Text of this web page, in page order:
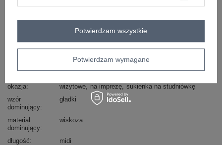
skład materiału : 70% wiskoza, 30% poliester
IT-SK-21609.83
Marka
ITALY MODA
klasyczne sukienki wieczorowe
fason
sukienka kopertowa
okazja
wizytowe na imprezę sukienka na studniówkę
wzór
dominujący
gładki
materiał
dominujący
wiskoza
długość
midi
Potwierdzam wymagane
Potwierdzam wszystkie